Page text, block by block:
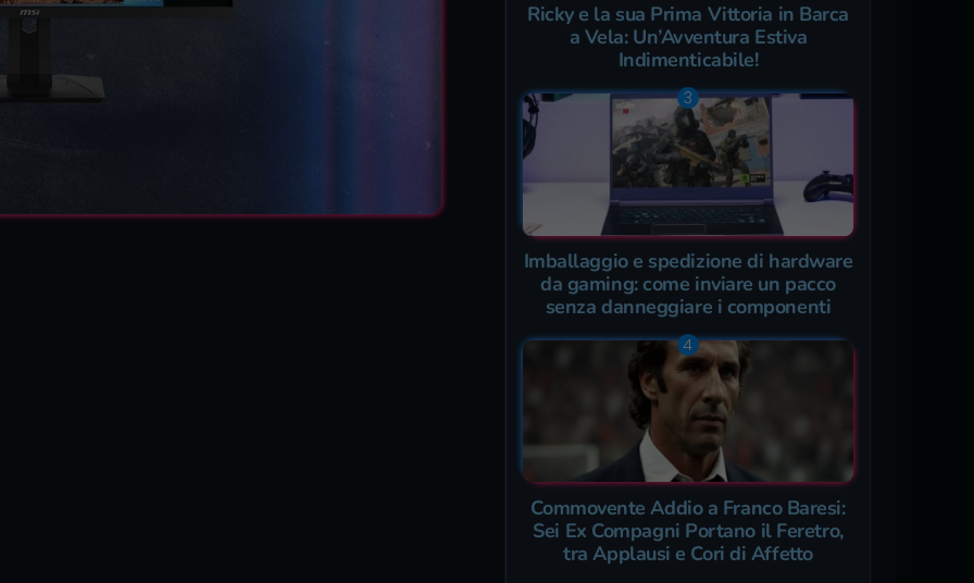
Ricky e la sua Prima Vittoria in Barca
a Vela: Un’Avventura Estiva
Indimenticabile!
Imballaggio e spedizione di hardware
da gaming: come inviare un pacco
senza danneggiare i componenti
Commovente Addio a Franco Baresi:
Sei Ex Compagni Portano il Feretro,
tra Applausi e Cori di Affetto